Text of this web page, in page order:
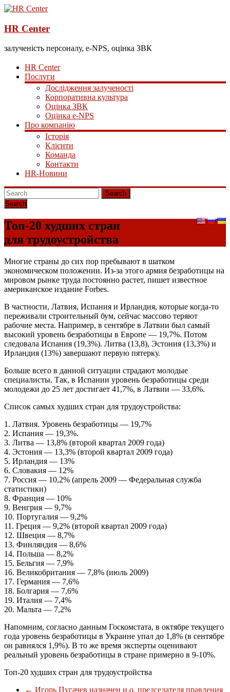
HR Center
залученість персоналу, e-NPS, оцінка ЗВК
HR Center
Послуги
Дослідження залученості
Корпоративна культура
Оцінка ЗВК
Оцінка e-NPS
Про компанію
Історія
Клієнти
Команда
Контакти
HR-Новини
Search
Топ-20 худших стран
для трудоустройства
Многие страны до сих пор пребывают в шатком
экономическом положении. Из-за этого армия безработицы на
мировом рынке труда постоянно растет, пишет известное
американское издание Forbes.
В частности, Латвия, Испания и Ирландия, которые когда-то
переживали строительный бум, сейчас массово теряют
рабочие места. Например, в сентябре в Латвии был самый
высокий уровень безработицы в Европе — 19,7%. Потом
следовала Испания (19,3%). Литва (13,8), Эстония (13,3%) и
Ирландия (13%) завершают первую пятерку.
Больше всего в данной ситуации страдают молодые
специалисты. Так, в Испании уровень безработицы среди
молодежи до 25 лет достигает 41,7%, в Латвии — 33,6%.
Список самых худших стран для трудоустройства:
1. Латвия. Уровень безработицы — 19,7%
2. Испания — 19,3%.
3. Литва — 13,8% (второй квартал 2009 года)
4. Эстония — 13,3% (второй квартал 2009 года)
5. Ирландия — 13%
6. Словакия — 12%
7. Россия — 10,2% (апрель 2009 — Федеральная служба
статистики)
8. Франция — 10%
9. Венгрия — 9,7%
10. Португалия — 9,2%
11. Греция — 9,2% (второй квартал 2009 года)
12. Швеция — 8,7%
13. Финляндия — 8,6%
14. Польша — 8,2%
15. Бельгия — 7,9%
16. Великобритания — 7,8% (июль 2009)
17. Германия — 7,6%
18. Болгария — 7,6%
19. Италия — 7,4%
20. Мальта — 7,2%
Напомним, согласно данным Госкомстата, в октябре текущего
года уровень безработицы в Украине упал до 1,8% (в сентябре
он равнялся 1,9%). В то же время эксперты оценивают
реальный уровень безработицы в стране примерно в 9-10%.
Топ-20 худших стран для трудоустройства
← Игорь Пугачев назначен и.о. председателя правления